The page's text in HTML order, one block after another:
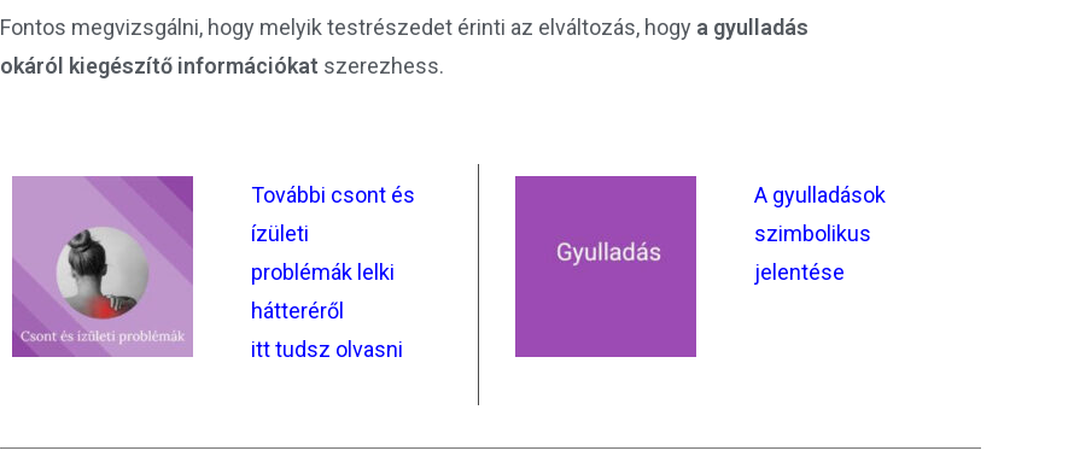
Fontos megvizsgálni, hogy melyik testrészedet érinti az elváltozás, hogy a gyulladás
okáról kiegészítő információkat szerezhess.
További csont és
ízületi
problémák lelki
hátteréről
itt tudsz olvasni
A gyulladások
szimbolikus
jelentése